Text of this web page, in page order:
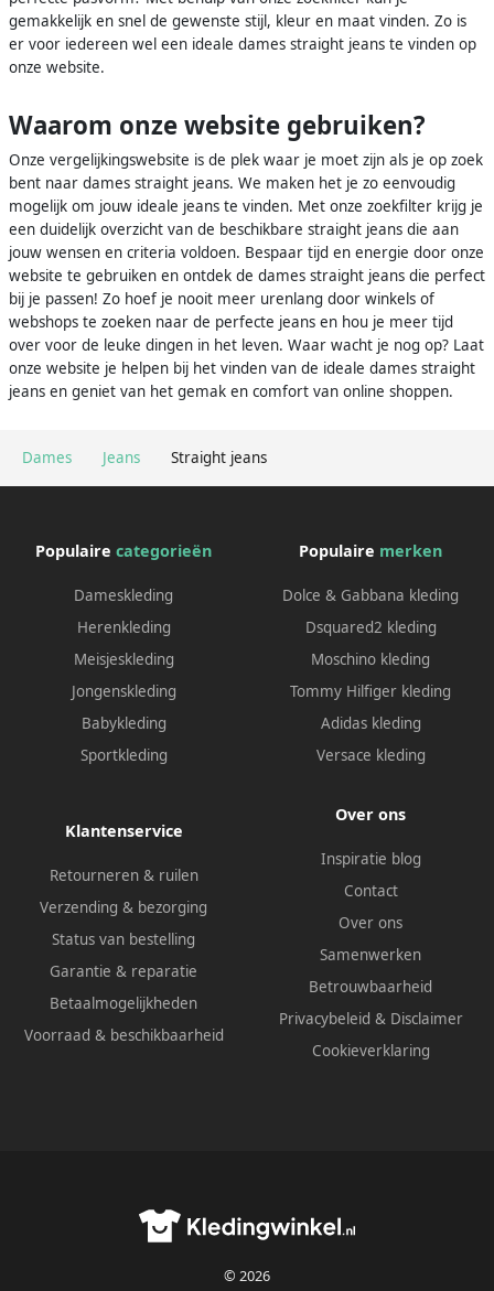
Dames Jeans Straight jeans
gemakkelijk en snel de gewenste stijl, kleur en maat vinden. Zo is
er voor iedereen wel een ideale dames straight jeans te vinden op
onze website.
Waarom onze website gebruiken?
Onze vergelijkingswebsite is de plek waar je moet zijn als je op zoek
bent naar dames straight jeans. We maken het je zo eenvoudig
mogelijk om jouw ideale jeans te vinden. Met onze zoekfilter krijg je
een duidelijk overzicht van de beschikbare straight jeans die aan
jouw wensen en criteria voldoen. Bespaar tijd en energie door onze
website te gebruiken en ontdek de dames straight jeans die perfect
bij je passen! Zo hoef je nooit meer urenlang door winkels of
webshops te zoeken naar de perfecte jeans en hou je meer tijd
over voor de leuke dingen in het leven. Waar wacht je nog op? Laat
onze website je helpen bij het vinden van de ideale dames straight
jeans en geniet van het gemak en comfort van online shoppen.
Populaire categorieën
Dameskleding
Herenkleding
Meisjeskleding
Jongenskleding
Babykleding
Sportkleding
Populaire merken
Dolce & Gabbana kleding
Dsquared2 kleding
Moschino kleding
Tommy Hilfiger kleding
Adidas kleding
Versace kleding
Klantenservice
Retourneren & ruilen
Verzending & bezorging
Status van bestelling
Garantie & reparatie
Betaalmogelijkheden
Voorraad & beschikbaarheid
Over ons
Inspiratie blog
Contact
Over ons
Samenwerken
Betrouwbaarheid
Privacybeleid & Disclaimer
Cookieverklaring
© 2026